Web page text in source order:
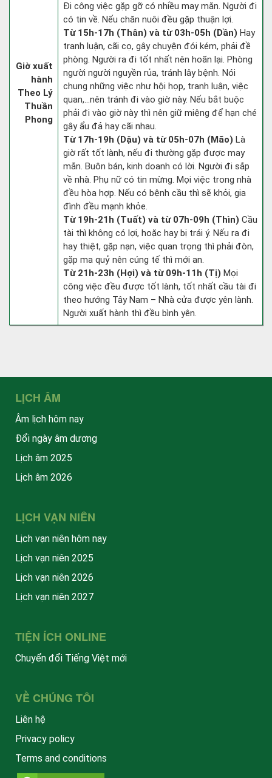
Giờ xuất
hành
Theo Lý
Thuần
Phong
Đi công việc gặp gỡ có nhiều may mắn. Người đi
có tin về. Nếu chăn nuôi đều gặp thuận lợi.
Từ 15h-17h (Thân) và từ 03h-05h (Dần) Hay
tranh luận, cãi cọ, gây chuyện đói kém, phải đề
phòng. Người ra đi tốt nhất nên hoãn lại. Phòng
người người nguyền rủa, tránh lây bệnh. Nói
chung những việc như hội họp, tranh luận, việc
quan,…nên tránh đi vào giờ này. Nếu bắt buộc
phải đi vào giờ này thì nên giữ miệng để hạn ché
gây ẩu đả hay cãi nhau.
Từ 17h-19h (Dậu) và từ 05h-07h (Mão) Là
giờ rất tốt lành, nếu đi thường gặp được may
mắn. Buôn bán, kinh doanh có lời. Người đi sắp
về nhà. Phụ nữ có tin mừng. Mọi việc trong nhà
đều hòa hợp. Nếu có bệnh cầu thì sẽ khỏi, gia
đình đều mạnh khỏe.
Từ 19h-21h (Tuất) và từ 07h-09h (Thìn) Cầu
tài thì không có lợi, hoặc hay bị trái ý. Nếu ra đi
hay thiệt, gặp nạn, việc quan trọng thì phải đòn,
gặp ma quỷ nên cúng tế thì mới an.
Từ 21h-23h (Hợi) và từ 09h-11h (Tị) Mọi
công việc đều được tốt lành, tốt nhất cầu tài đi
theo hướng Tây Nam – Nhà cửa được yên lành.
Người xuất hành thì đều bình yên.
LỊCH ÂM
Âm lịch hôm nay
Đổi ngày âm dương
Lịch âm 2025
Lịch âm 2026
LỊCH VẠN NIÊN
Lịch vạn niên hôm nay
Lịch vạn niên 2025
Lịch vạn niên 2026
Lịch vạn niên 2027
TIỆN ÍCH ONLINE
Chuyển đổi Tiếng Việt mới
VỀ CHÚNG TÔI
Liên hệ
Privacy policy
Terms and conditions